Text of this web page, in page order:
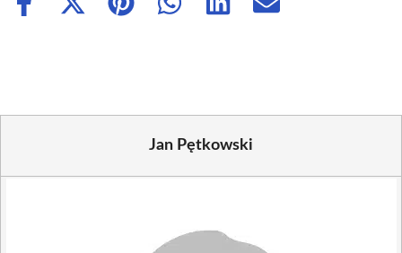
Share
Share
Share
Share
Share
Share
Jan Pętkowski